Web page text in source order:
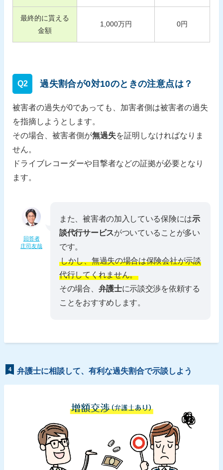
最終的に貰える
金額
1,000万円 0円
Q2 過失割合が0対10のときの注意点は？
被害者の過失が0であっても、加害者側は被害者の過失
を指摘しようとします。
その場合、被害者側が無過失を証明しなければなりま
せん。
ドライブレコーダーや目撃者などの証拠が必要となり
ます。
回答者
庄司友哉
また、被害者の加入している保険には示
談代行サービスがついていることが多い
です。
しかし、無過失の場合は保険会社が示談
代行してくれません。
その場合、 弁護士に示談交渉を依頼する
ことをおすすめします。
4 弁護士に相談して、有利な過失割合で示談しよう